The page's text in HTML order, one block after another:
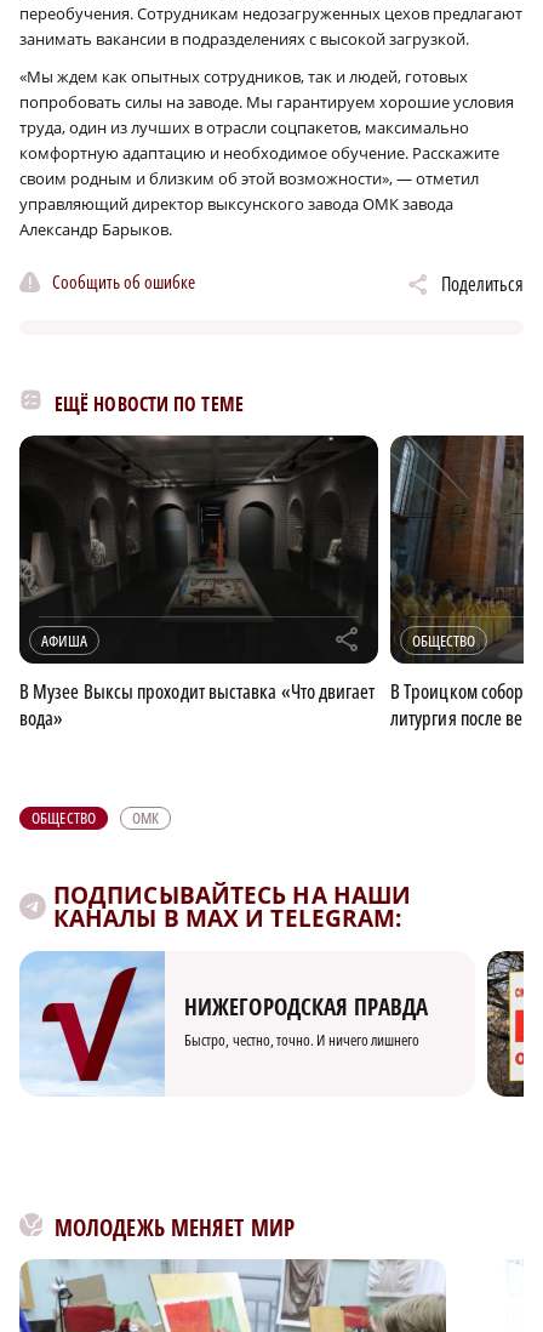
переобучения. Сотрудникам недозагруженных цехов предлагают
занимать вакансии в подразделениях с высокой загрузкой.
«Мы ждем как опытных сотрудников, так и людей, готовых
попробовать силы на заводе. Мы гарантируем хорошие условия
труда, один из лучших в отрасли соцпакетов, максимально
комфортную адаптацию и необходимое обучение. Расскажите
своим родным и близким об этой возможности», — отметил
управляющий директор выксунского завода ОМК завода
Александр Барыков.
Сообщить об ошибке Поделиться
ЕЩЁ НОВОСТИ ПО ТЕМЕ
АФИША r
В Музее Выксы проходит выставка «Что двигает
вода»
ОБЩЕСТВО
В Троицком
литургия после
ОБЩЕСТВО ОМК
ПОДПИСЫВАЙТЕСЬ НА НАШИ
КАНАЛЫ В MAX И TELEGRAM:
НИЖЕГОРОДСКАЯ ПРАВДА
Быстро, честно, точно. И ничего лишнего
МОЛОДЕЖЬ МЕНЯЕТ МИР